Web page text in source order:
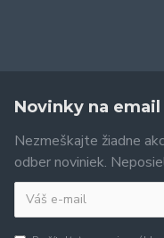
Novinky na email
Nezmeškajte žiadne
odber noviniek.